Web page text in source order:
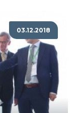
03.12.2018